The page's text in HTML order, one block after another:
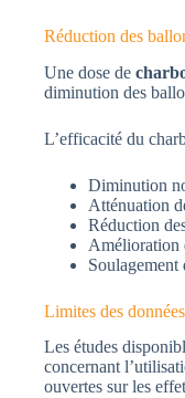
Réduction des
Une dose de
diminution des
L’efficacité du
Diminution
Atténuation
Réduction
Amélioration
Soulagement
Limites des
Les études
concernant
ouvertes sur les